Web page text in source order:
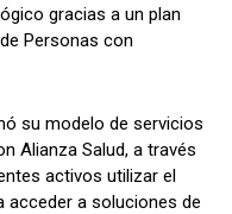
gracias a un plan
Personas con
su modelo de servicios
Alianza Salud, a través
activos utilizar el
acceder a soluciones de